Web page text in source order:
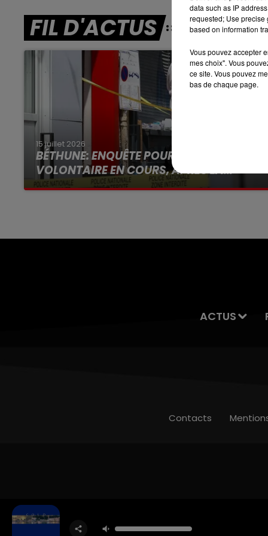
RDL WEEK-END
FIL D'ACTUS
15 juillet 2026
BÉTHUNE: ENQUÊTE POUR HOMICIDE
VOLONTAIRE EN COURS, APRÈS LA...
Selon les premiers éléments, le logement
ACTUS
Contacts
data such as IP
requested; Use precise
based on information
Vous pouvez accepter
mes choix". Vous
ce site. Vous pouvez
bas de chaque page.